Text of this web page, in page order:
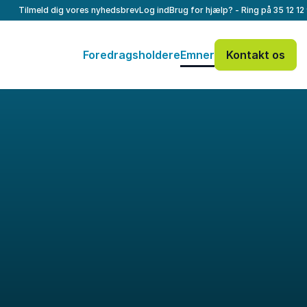
Tilmeld dig vores nyhedsbrevLog indBrug for hjælp? - Ring på 35 12
ForedragsholdereEmner Kontakt os